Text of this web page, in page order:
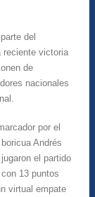
del
reciente victoria
de
nacionales
por el
Andrés
el partido
13 puntos
virtual empate